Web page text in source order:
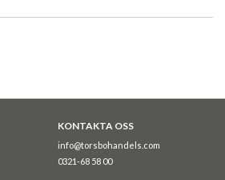
KONTAKTA OSS
info@torsbohandels.com
0321-68 58 00